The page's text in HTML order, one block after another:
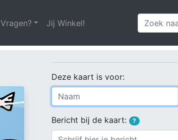
Vragen? Jij Winkel!
Deze kaart is voor:
Bericht bij de kaart: ?